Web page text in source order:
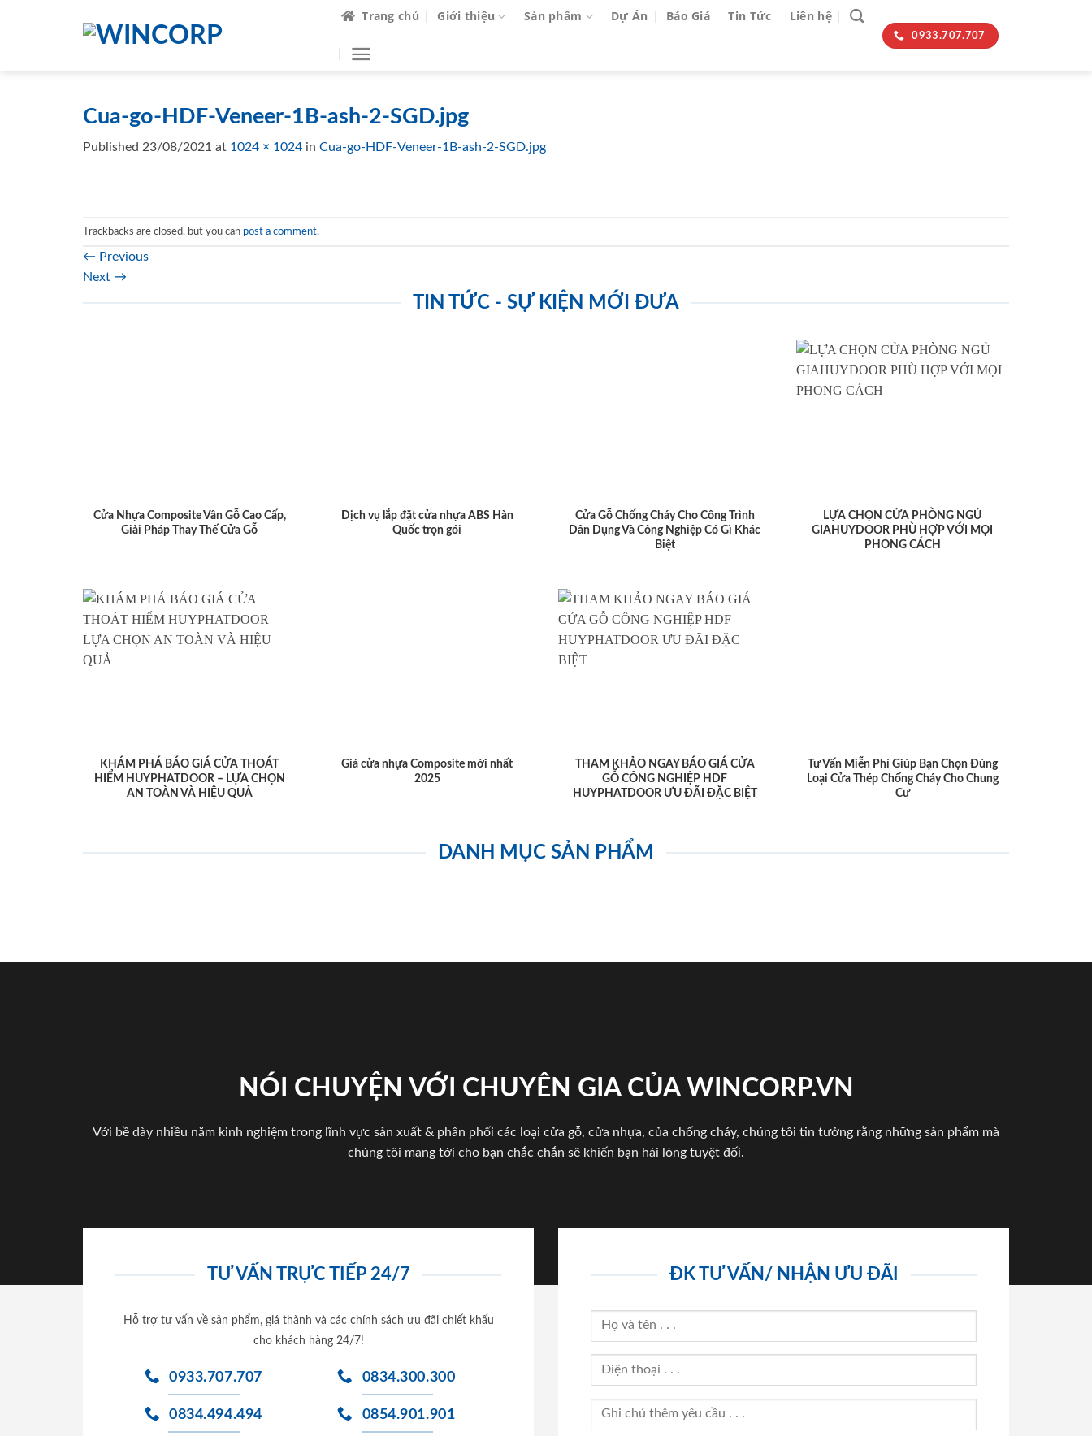
Trang chủ Giới thiệu Sản phẩm Dự Án Báo Giá Tin Tức Liên hệ
0933.707.707
Cua-go-HDF-Veneer-1B-ash-2-SGD.jpg
Published 23/08/2021 at 1024 × 1024 in Cua-go-HDF-Veneer-1B-ash-2-SGD.jpg
Trackbacks are closed, but you can post a comment.
← Previous
Next →
TIN TỨC - SỰ KIỆN MỚI ĐƯA
Cửa Nhựa Composite Vân Gỗ Cao Cấp,
Giải Pháp Thay Thế Cửa Gỗ
Dịch vụ lắp đặt cửa nhựa ABS Hàn
Quốc trọn gói
Cửa Gỗ Chống Cháy Cho Công Trình
Dân Dụng Và Công Nghiệp Có Gì Khác
Biệt
LỰA CHỌN CỬA PHÒNG NGỦ
GIAHUYDOOR PHÙ HỢP VỚI MỌI
PHONG CÁCH
KHÁM PHÁ BÁO GIÁ CỬA THOÁT
HIỂM HUYPHATDOOR – LỰA CHỌN
AN TOÀN VÀ HIỆU QUẢ
Giá cửa nhựa Composite mới nhất
2025
THAM KHẢO NGAY BÁO GIÁ CỬA
GỖ CÔNG NGHIỆP HDF
HUYPHATDOOR ƯU ĐÃI ĐẶC BIỆT
Tư Vấn Miễn Phí Giúp Bạn Chọn Đúng
Loại Cửa Thép Chống Cháy Cho Chung
Cư
DANH MỤC SẢN PHẨM
NÓI CHUYỆN VỚI CHUYÊN GIA CỦA WINCORP.VN
Với bề dày nhiều năm kinh nghiệm trong lĩnh vực sản xuất & phân phối các loại cửa gỗ, cửa nhựa, của chống cháy, chúng tôi tin tưởng rằng những sản phẩm mà
chúng tôi mang tới cho bạn chắc chắn sẽ khiến bạn hài lòng tuyệt đối.
TƯ VẤN TRỰC TIẾP 24/7
Hỗ trợ tư vấn về sản phẩm, giá thành và các chính sách ưu đãi chiết khấu
cho khách hàng 24/7!
0933.707.707
0834.494.494
0834.300.300
0854.901.901
ĐK TƯ VẤN/ NHẬN ƯU ĐÃI